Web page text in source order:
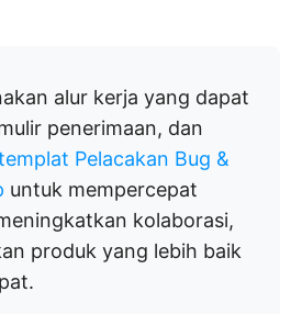
alur kerja yang dapat
penerimaan, dan
Pelacakan Bug &
untuk mempercepat
kolaborasi,
produk yang lebih baik